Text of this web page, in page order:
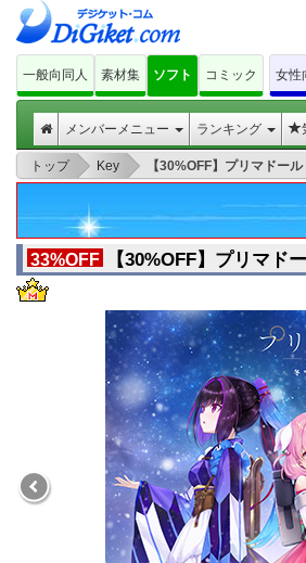
一般向同人 素材集 ソフト コミック 女性
メンバーメニュー ランキング
トップ > Key > 【30%OFF】プリマドー
33%OFF 【30%OFF】プリマド